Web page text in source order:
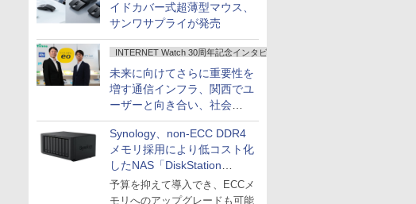
イドカバー式超薄型マウス、
サンワサプライが発売
INTERNET Watch 30周年記念インタビュー
未来に向けてさらに重要性を
増す通信インフラ、関西でユ
ーザーと向き合い、社会
の“あたらしい”を起動し続け
る～オプテージ
Synology、non-ECC DDR4
メモリ採用により低コスト化
したNAS「DiskStation
neo+」シリーズ
予算を抑えて導入でき、ECCメ
モリへのアップグレードも可能